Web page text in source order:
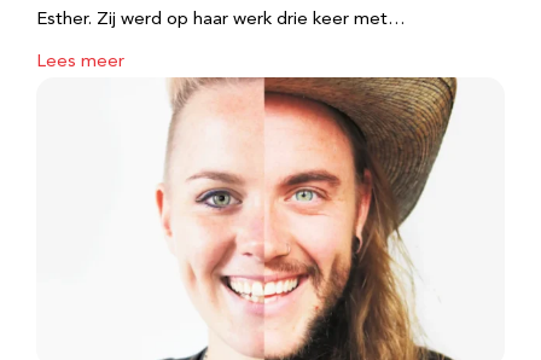
Esther. Zij werd op haar werk drie keer met…
Lees meer